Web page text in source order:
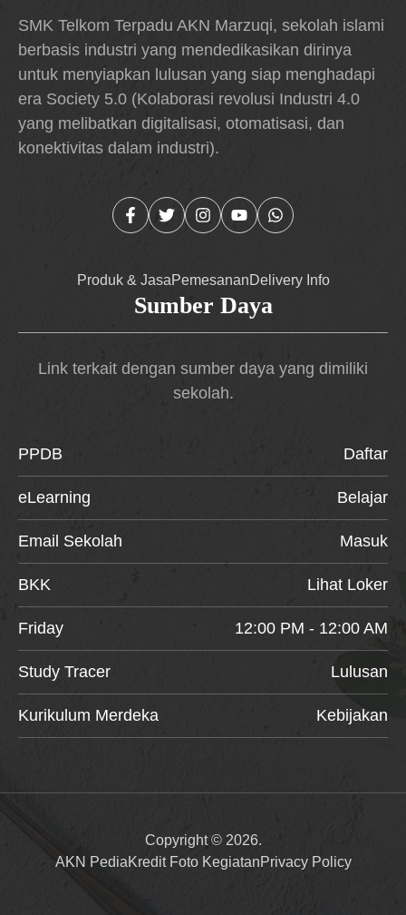
SMK Telkom Terpadu AKN Marzuqi, sekolah islami
berbasis industri yang mendedikasikan dirinya
untuk menyiapkan lulusan yang siap menghadapi
era Society 5.0 (Kolaborasi revolusi Industri 4.0
yang melibatkan digitalisasi, otomatisasi, dan
konektivitas dalam industri).
Produk & JasaPemesananDelivery Info
Sumber Daya
Link terkait dengan sumber daya yang dimiliki
sekolah.
PPDB Daftar
eLearning Belajar
Email Sekolah Masuk
BKK Lihat Loker
Friday 12:00 PM - 12:00 AM
Study Tracer Lulusan
Kurikulum Merdeka Kebijakan
Copyright © 2026.
AKN PediaKredit Foto KegiatanPrivacy Policy